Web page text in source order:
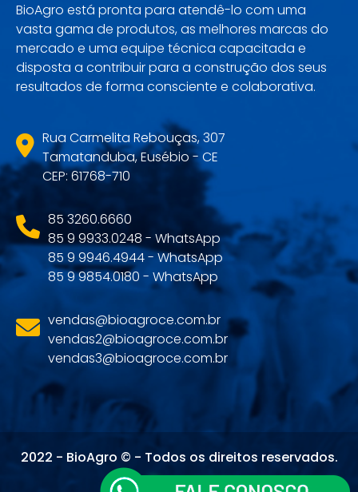
BioAgro está pronta para atendê-lo com uma
vasta gama de produtos, as melhores marcas do
mercado e uma equipe técnica capacitada e
disposta a contribuir para a construção dos seus
resultados de forma consciente e colaborativa.
Rua Carmelita Rebouças, 307
Tamatanduba, Eusébio - CE
CEP: 61768-710
85 3260.6660
85 9 9933.0248 - WhatsApp
85 9 9946.4944 - WhatsApp
85 9 9854.0180 - WhatsApp
vendas@bioagroce.com.br
vendas2@bioagroce.com.br
vendas3@bioagroce.com.br
2022 - BioAgro © - Todos os direitos reservados.